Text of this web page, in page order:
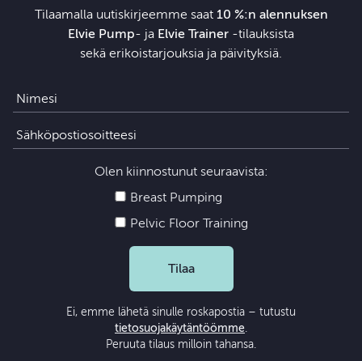
Tilaamalla uutiskirjeemme saat 10 %:n alennuksen
Elvie Pump- ja Elvie Trainer ‑tilauksista
sekä erikoistarjouksia ja päivityksiä.
Olen kiinnostunut seuraavista:
Breast Pumping
Pelvic Floor Training
Tilaa
Ei, emme lähetä sinulle roskapostia – tutustu
tietosuojakäytäntöömme.
Peruuta tilaus milloin tahansa.